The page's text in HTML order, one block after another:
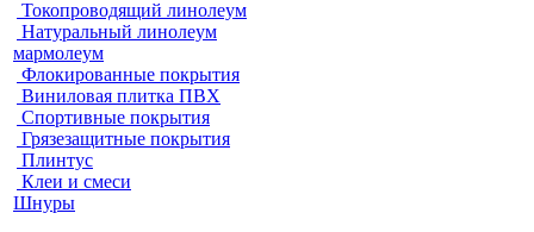
Токопроводящий линолеум
Натуральный линолеум
мармолеум
Флокированные покрытия
Виниловая плитка ПВХ
Спортивные покрытия
Грязезащитные покрытия
Плинтус
Клеи и смеси
Шнуры